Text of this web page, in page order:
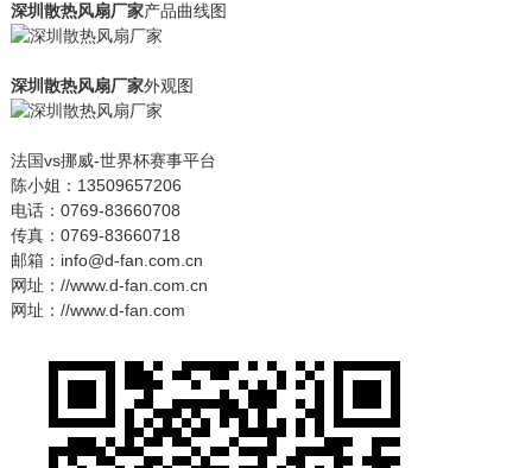
深圳散热风扇厂家产品曲线图
深圳散热风扇厂家外观图
法国vs挪威-世界杯赛事平台
陈小姐：13509657206
电话：0769-83660708
传真：0769-83660718
邮箱：info@d-fan.com.cn
网址：//www.d-fan.com.cn
网址：//www.d-fan.com